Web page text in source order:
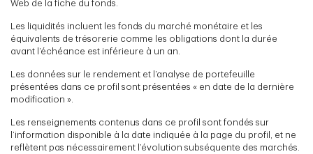
Web de la fiche du fonds.
Les liquidités incluent les fonds du marché monétaire et les
équivalents de trésorerie comme les obligations dont la durée
avant l’échéance est inférieure à un an.
Les données sur le rendement et l’analyse de portefeuille
présentées dans ce profil sont présentées « en date de la dernière
modification ».
Les renseignements contenus dans ce profil sont fondés sur
l’information disponible à la date indiquée à la page du profil, et ne
reflètent pas nécessairement l’évolution subséquente des marchés.